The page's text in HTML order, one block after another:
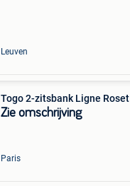
Leuven
Togo 2-zitsbank Ligne Roset
Zie omschrijving
Paris